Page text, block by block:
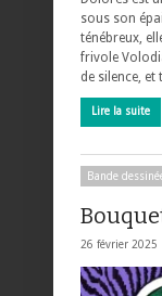
sous son
ténébreux,
frivole
de silence,
Lire la suite
Bande
26 février 2025